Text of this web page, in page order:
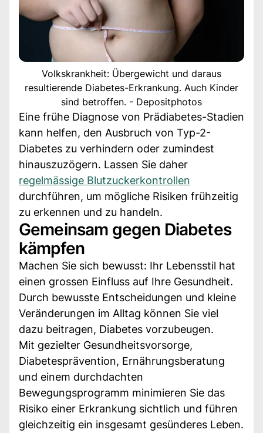
Volkskrankheit: Übergewicht und daraus
resultierende Diabetes-Erkrankung. Auch Kinder
sind betroffen. - Depositphotos
Eine frühe Diagnose von Prädiabetes-Stadien
kann helfen, den Ausbruch von Typ-2-
Diabetes zu verhindern oder zumindest
hinauszuzögern. Lassen Sie daher
regelmässige Blutzuckerkontrollen
durchführen, um mögliche Risiken frühzeitig
zu erkennen und zu handeln.
Gemeinsam gegen Diabetes
kämpfen
Machen Sie sich bewusst: Ihr Lebensstil hat
einen grossen Einfluss auf Ihre Gesundheit.
Durch bewusste Entscheidungen und kleine
Veränderungen im Alltag können Sie viel
dazu beitragen, Diabetes vorzubeugen.
Mit gezielter Gesundheitsvorsorge,
Diabetesprävention, Ernährungsberatung
und einem durchdachten
Bewegungsprogramm minimieren Sie das
Risiko einer Erkrankung sichtlich und führen
gleichzeitig ein insgesamt gesünderes Leben.